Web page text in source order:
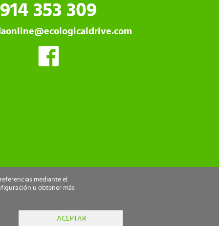
914 353 309
mediante el
u obtener más
ACEPTAR